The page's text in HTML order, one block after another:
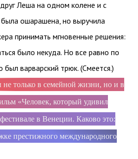
Леша на одном колене и с
была ошарашена, но выручила
принимать мгновенные решения:
было некуда. Но все равно по
варварский трюк. (Смеется.)
только в семейной жизни, но и в
«Человек, который удивил
в Венеции. Каково это:
престижного международного